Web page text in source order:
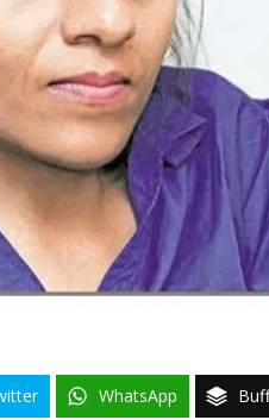
WhatsApp